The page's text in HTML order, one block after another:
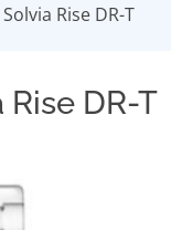
Solvia Rise DR-T
Rise DR-T